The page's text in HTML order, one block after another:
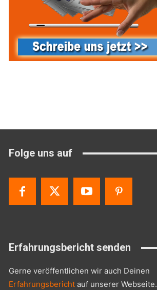
Folge uns auf
Erfahrungsbericht senden
Gerne veröffentlichen wir auch Deinen
Erfahrungsbericht auf unserer Webseite.